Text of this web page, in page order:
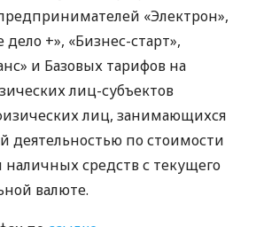
«Электрон»,
дело +», «Бизнес-старт»,
и Базовых тарифов на
лиц-субъектов
лиц, занимающихся
деятельностью по стоимости
средств с текущего
валюте.